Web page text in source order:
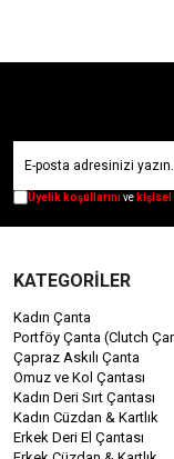
Üyelik koşullarınıve
KATEGORİLER
Kadın Çanta
Portföy Çanta (Clutch
Çapraz Askılı Çanta
Omuz ve Kol Çantası
Kadın Deri Sırt Çantası
Kadın Cüzdan & Kartlık
Erkek Deri El Çantası